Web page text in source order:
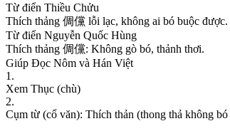
Từ điển Thiều Chửu
Thích thảng 倜儻 lỗi lạc, không ai bó buộc được.
Từ điển Nguyễn Quốc Hùng
Thích thảng 倜儻: Không gò bó, thảnh thơi.
Giúp Đọc Nôm và Hán Việt
1 .
Xem Thục (chù)
2.
Cụm từ (cổ văn): Thích thản (thong thả không bó